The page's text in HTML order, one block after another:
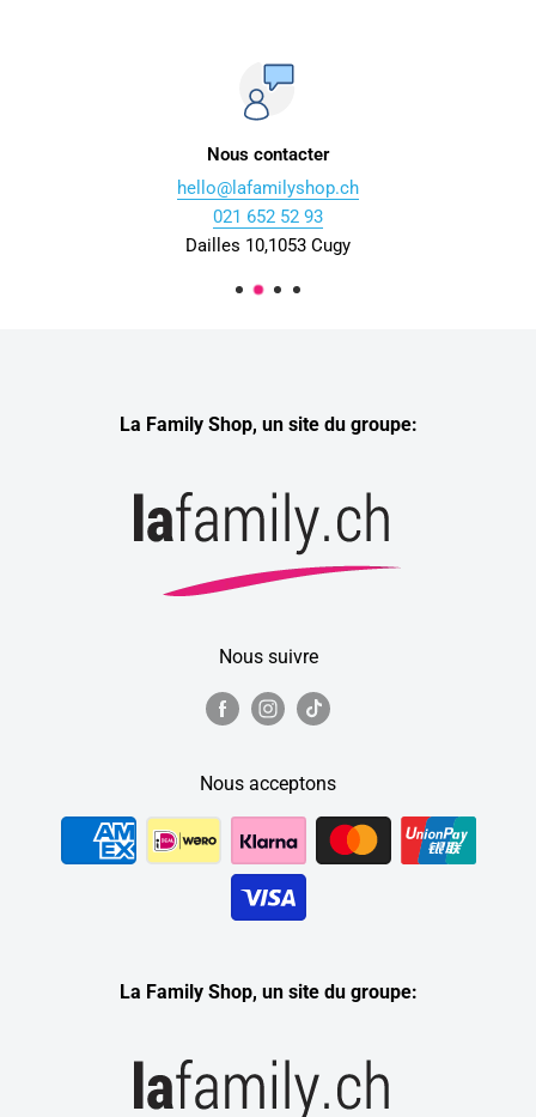
Nous contacter
hello@lafamilyshop.ch
021 652 52 93
Dailles 10,1053 Cugy
La Family Shop, un site du groupe:
Nous suivre
Nous acceptons
La Family Shop, un site du groupe: